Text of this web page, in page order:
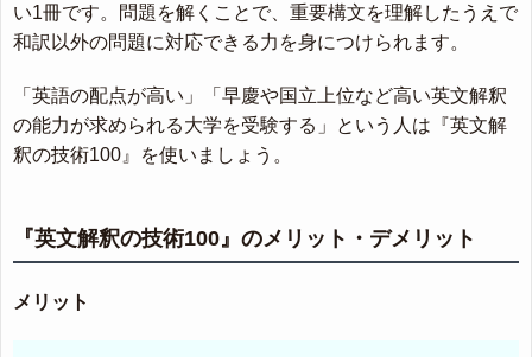
い1冊です。問題を解くことで、重要構文を理解したうえで
和訳以外の問題に対応できる力を身につけられます。
「英語の配点が高い」「早慶や国立上位など高い英文解釈
の能力が求められる大学を受験する」という人は『英文解
釈の技術100』を使いましょう。
『英文解釈の技術100』のメリット・デメリット
メリット